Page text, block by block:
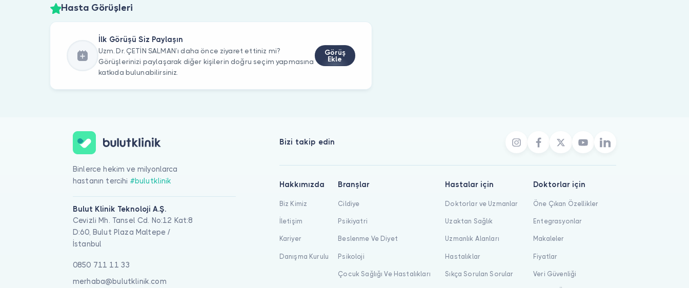
Hasta Görüşleri
İlk Görüşü Siz Paylaşın
Uzm. Dr. ÇETİN SALMAN’ı daha önce ziyaret ettiniz mi?
Görüşlerinizi paylaşarak diğer kişilerin doğru seçim yapmasına
katkıda bulunabilirsiniz.
Görüş
Ekle
Binlerce hekim ve milyonlarca
hastanın tercihi #bulutklinik
Bulut Klinik Teknoloji A.Ş.
Cevizli Mh. Tansel Cd. No:12 Kat:8
D:60, Bulut Plaza Maltepe /
İstanbul
0850 711 11 33
merhaba@bulutklinik.com
Bizi takip edin
Hakkımızda
Biz Kimiz
İletişim
Kariyer
Danışma Kurulu
Branşlar
Cildiye
Psikiyatri
Beslenme Ve Diyet
Psikoloji
Çocuk Sağlığı Ve Hastalıkları
Hastalar için
Doktorlar ve Uzmanlar
Uzaktan Sağlık
Uzmanlık Alanları
Hastalıklar
Sıkça Sorulan Sorular
Doktorlar için
Öne Çıkan Özellikler
Entegrasyonlar
Makaleler
Fiyatlar
Veri Güvenliği